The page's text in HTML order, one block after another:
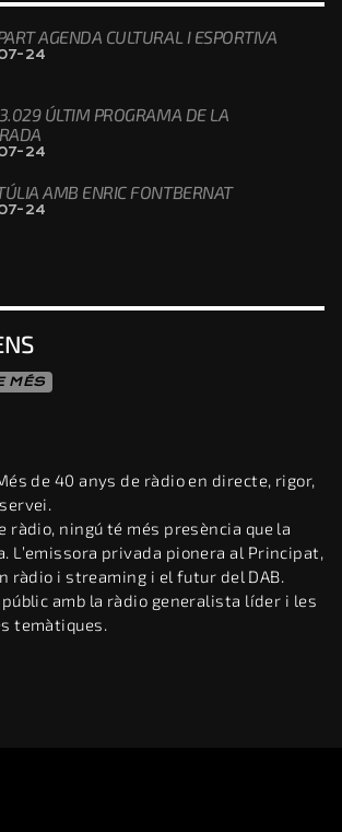
AGENDA CULTURAL I ESPORTIVA
24
ÚLTIM PROGRAMA DE LA
24
AMB ENRIC FONTBERNAT
24
MÉS
de 40 anys de ràdio en directe, rigor,
ràdio, ningú té més presència que la
L’emissora privada pionera al Principat,
ràdio i streaming i el futur del DAB.
públic amb la ràdio generalista líder i les
temàtiques.